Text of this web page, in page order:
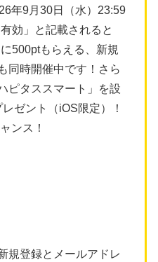
年9月30日（水）23:59
効」と記載されると
500ptもらえる、新規
同時開催中です！さら
ピタススマート」を設
ゼント（iOS限定）！
ンス！
規登録とメールアドレ